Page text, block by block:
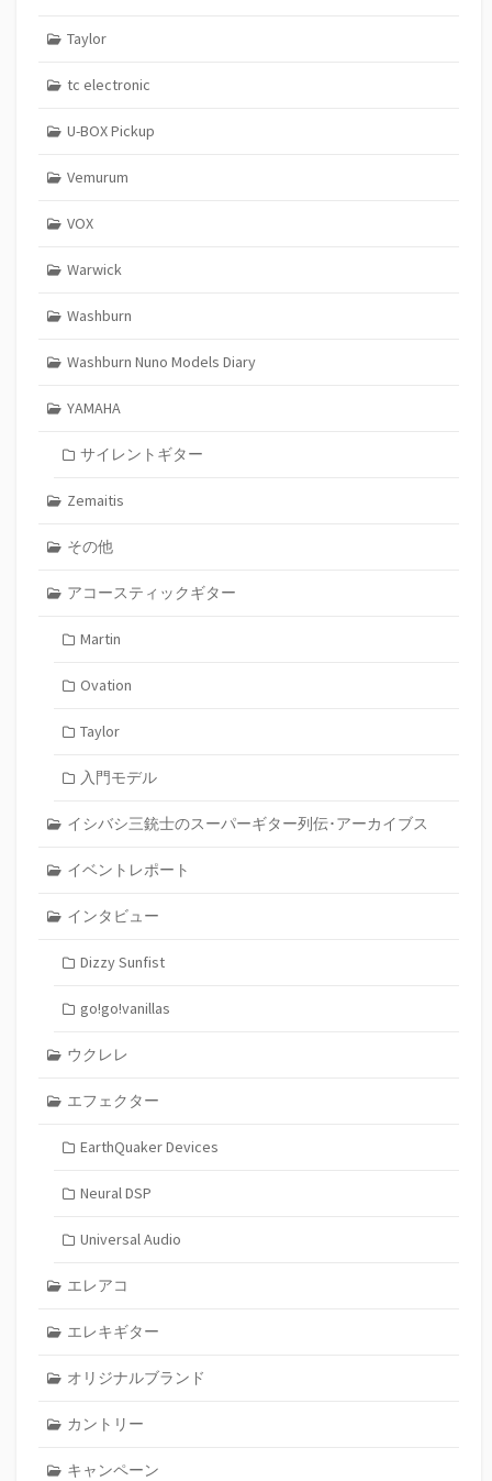
Taylor
tc electronic
U-BOX Pickup
Vemurum
VOX
Warwick
Washburn
Washburn Nuno Models Diary
YAMAHA
サイレントギター
Zemaitis
その他
アコースティックギター
Martin
Ovation
Taylor
入門モデル
イシバシ三銃士のスーパーギター列伝･アーカイブス
イベントレポート
インタビュー
Dizzy Sunfist
go!go!vanillas
ウクレレ
エフェクター
EarthQuaker Devices
Neural DSP
Universal Audio
エレアコ
エレキギター
オリジナルブランド
カントリー
キャンペーン